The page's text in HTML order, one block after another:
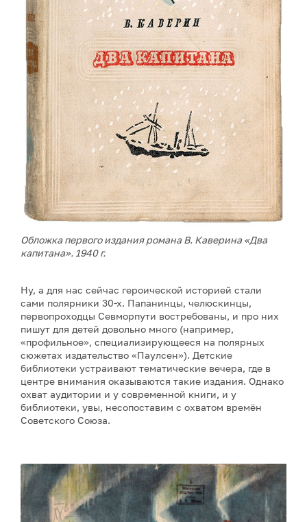
Обложка первого издания романа В. Каверина «Два
капитана». 1940 г.
Ну, а для нас сейчас героической историей стали
сами полярники 30-х. Папанинцы, челюскинцы,
первопроходцы Севморпути востребованы, и про них
пишут для детей довольно много (например,
«профильное», специализирующееся на полярных
сюжетах издательство «Паулсен»). Детские
библиотеки устраивают тематические вечера, где в
центре внимания оказываются такие издания. Однако
охват аудитории и у современной книги, и у
библиотеки, увы, несопоставим с охватом времён
Советского Союза.